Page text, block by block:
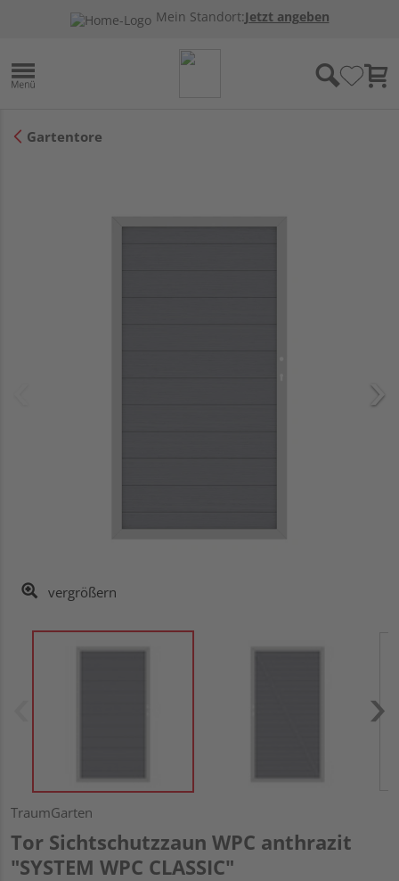
Mein Standort:Jetzt angeben
Gartentore
vergrößern
TraumGarten
Tor Sichtschutzzaun WPC anthrazit
"SYSTEM WPC CLASSIC"